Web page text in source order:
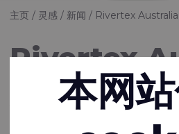
主页 灵感 新闻 Rivertex
Rivertex
入圍 2025
本网